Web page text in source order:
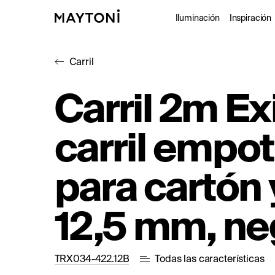
Iluminación
Exterior
Studio
Inspiración
Carril
Carril 2m
carril
para cartón
12,5 mm,
TRX034-422.12B Todas las características